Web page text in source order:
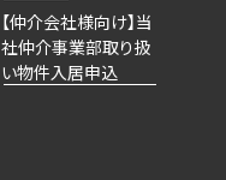
【仲介会社様向け】当
社仲介事業部取り扱
い物件入居申込